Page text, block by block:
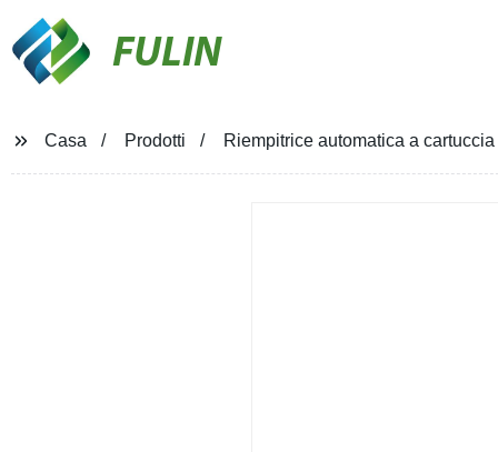
FULIN
Casa Prodotti Riempitrice automatica a